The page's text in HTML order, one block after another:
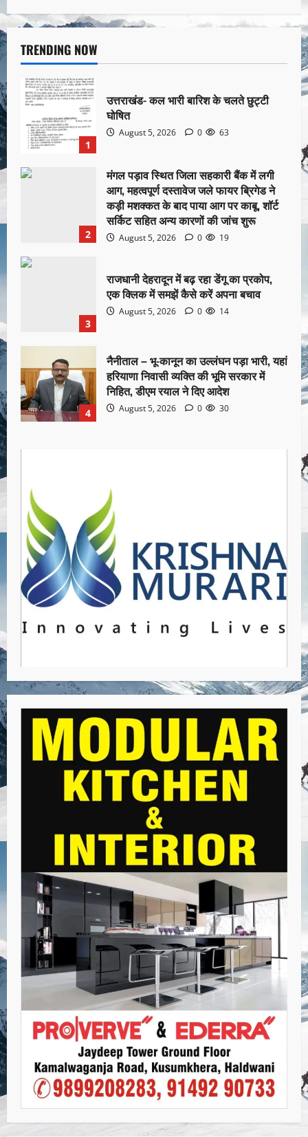
TRENDING NOW
1
उत्तराखंड- कल भारी बारिश के चलते छुट्टी
घोषित
August 5, 2026 0 63
2
मंगल पड़ाव स्थित जिला सहकारी बैंक में लगी
आग, महत्वपूर्ण दस्तावेज जले फायर ब्रिगेड ने
कड़ी मशक्कत के बाद पाया आग पर काबू, शॉर्ट
सर्किट सहित अन्य कारणों की जांच शुरू
August 5, 2026 0 19
3
राजधानी देहरादून में बढ़ रहा डेंगू का प्रकोप,
एक क्लिक में समझें कैसे करें अपना बचाव
August 5, 2026 0 14
4
नैनीताल – भू-कानून का उल्लंघन पड़ा भारी, यहां
हरियाणा निवासी व्यक्ति की भूमि सरकार में
निहित, डीएम रयाल ने दिए आदेश
August 5, 2026 0 30